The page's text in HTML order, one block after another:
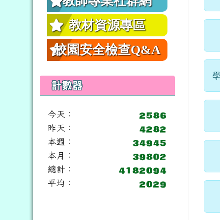
教材資源專區
校園安全檢查Q&A
計數器
今天：
昨天：
本週：
本月：
總計：
平均：